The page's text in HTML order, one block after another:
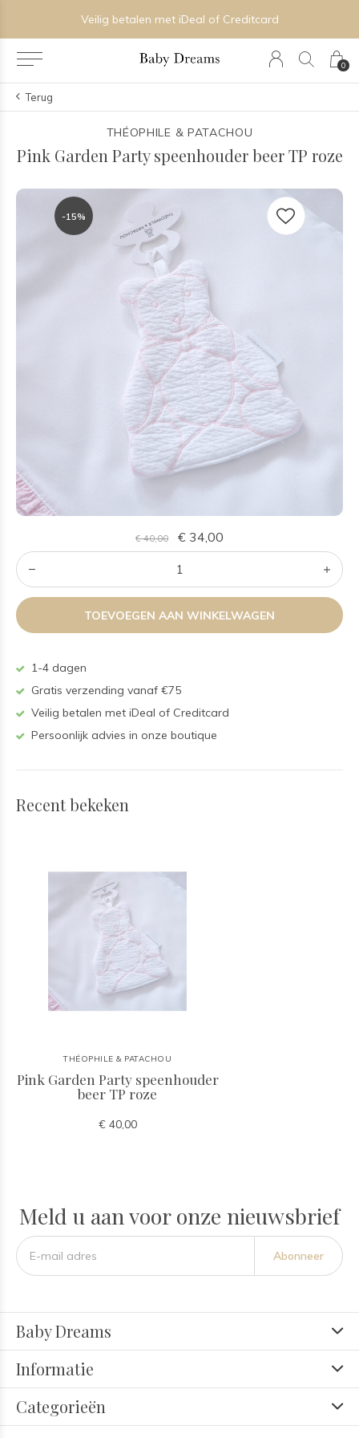
0
Veilig betalen met iDeal of Creditcard
Terug
THÉOPHILE & PATACHOU
Pink Garden Party speenhouder beer TP roze
-15%
€ 40,00 € 34,00
TOEVOEGEN AAN WINKELWAGEN
1-4 dagen
Gratis verzending vanaf €75
Veilig betalen met iDeal of Creditcard
Persoonlijk advies in onze boutique
Recent bekeken
THÉOPHILE & PATACHOU
Pink Garden Party speenhouder
beer TP roze
€ 40,00
Meld u aan voor onze nieuwsbrief
Abonneer
Baby Dreams
Informatie
Categorieën